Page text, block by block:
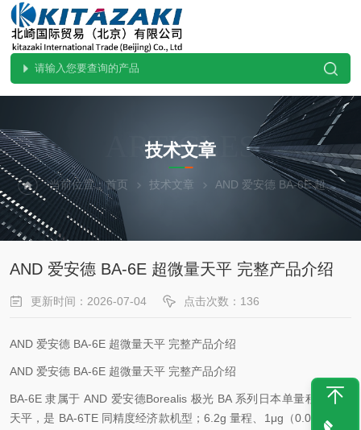
ARTICLES
技术文章
当前位置：首页 技术文章 AND 爱安德 BA-6E 超微量天平 完整产品介绍
AND 爱安德 BA-6E 超微量天平 完整产品介绍
更新时间：2026-07-04 点击次数：136
AND 爱安德 BA-6E 超微量天平 完整产品介绍
AND 爱安德 BA-6E 超微量天平 完整产品介绍
BA-6E 隶属于 AND 爱安德Borealis 极光 BA 系列日本单量程超微量
天平，是 BA-6TE 同精度经济款机型；6.2g 量程、1μg（0.001mg）